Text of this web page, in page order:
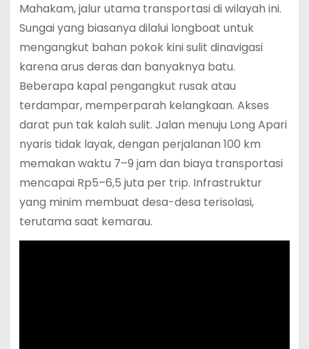
Mahakam, jalur utama transportasi di wilayah ini.
Sungai yang biasanya dilalui longboat untuk
mengangkut bahan pokok kini sulit dinavigasi
karena arus deras dan banyaknya batu.
Beberapa kapal pengangkut rusak atau
terdampar, memperparah kelangkaan. Akses
darat pun tak kalah sulit. Jalan menuju Long Apari
nyaris tidak layak, dengan perjalanan 100 km
memakan waktu 7–9 jam dan biaya transportasi
mencapai Rp5–6,5 juta per trip. Infrastruktur
yang minim membuat desa-desa terisolasi,
terutama saat kemarau.